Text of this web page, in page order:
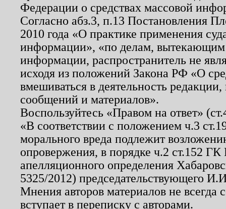
Федерации о средствах массовой
Согласно абз.3, п.13 Постановления
2010 года «О практике применения
информации», «по делам, вытекающим
информации, распространитель не
исходя из положений Закона РФ «О
вмешиваться в деятельность
сообщений и материалов».
Воспользуйтесь «Правом на ответ»
«В соответствии с положением ч.3
морального вреда подлежит
опровержения, в порядке ч.2 ст.152
апелляционного определения
5325/2012) председательствующего
Мнения авторов материалов не
вступает в переписку с авторами.